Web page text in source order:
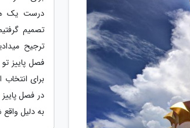
درست یک
تصمیم
ترجیح
فصل پاییز
برای
در فصل
به دلیل